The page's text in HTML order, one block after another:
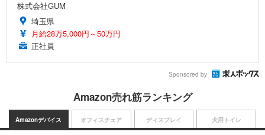
株式会社GUM
埼玉県
月給28万5,000円～50万円
正社員
Sponsored by
Amazon売れ筋ランキング
Amazonデバイス オフィスチェア ディスプレイ 犬用トイレ